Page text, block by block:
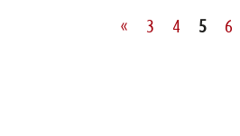
« 3 4 5 6